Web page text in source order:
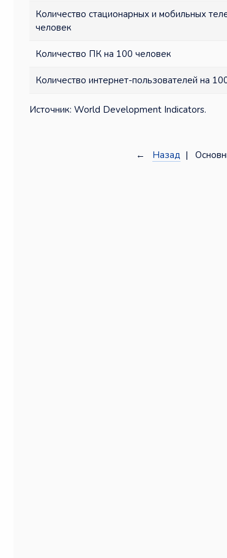
Количество стационарных и мобильных
человек
Количество ПК на 100 человек
Количество интернет-пользователей на
Источник: World Development Indicators.
← Назад |